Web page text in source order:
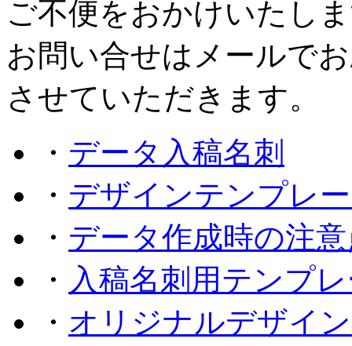
ご不便をおかけいたし
お問い合せはメールで
させていただきます。
・ データ入稿名刺
・ デザインテンプレ
・ データ作成時の注
・ 入稿名刺用テンプ
・ オリジナルデザイ